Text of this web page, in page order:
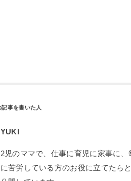
YUKI
2児のママで、仕事に育児に家事に
に苦労している方のお役に立てたら